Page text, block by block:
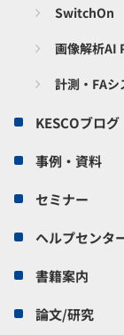
SwitchOn
画像解析
計測・FA
KESCOブログ
事例・資料
セミナー
ヘルプセンタ
書籍案内
論文/研究